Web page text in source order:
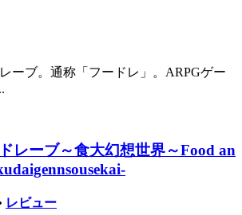
ーブ。通称「フードレ」。ARPGゲー
レーブ～食大幻想世界～Food an
レビュー